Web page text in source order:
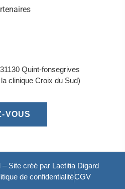
Quint-fonsegrives
clinique Croix du Sud)
VOUS
Site créé par Laetitia Digard
de confidentialitéCGV